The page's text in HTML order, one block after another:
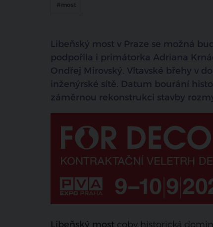
#most
Libeňský most v Praze se možná
podpořila i primátorka Adriana
Ondřej Mirovský. Vltavské břehy v
inženýrské sítě. Datum bourání
záměrnou rekonstrukci stavby
Libeňský most coby historická